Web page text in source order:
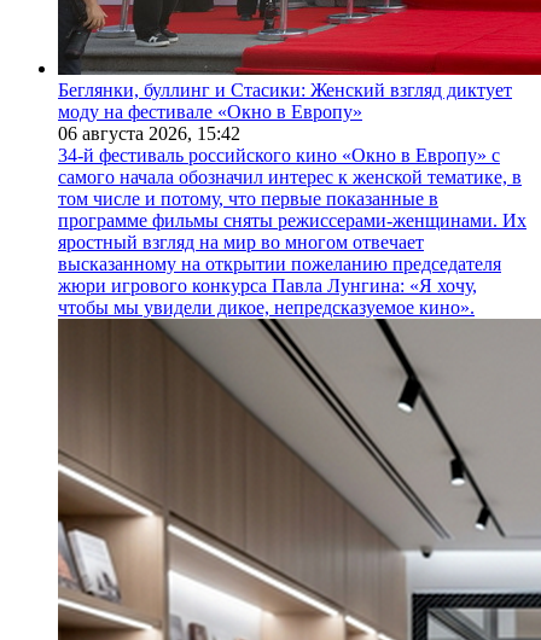
Беглянки, буллинг и Стасики: Женский взгляд диктует
моду на фестивале «Окно в Европу»
06 августа 2026, 15:42
34-й фестиваль российского кино «Окно в Европу» с
самого начала обозначил интерес к женской тематике, в
том числе и потому, что первые показанные в
программе фильмы сняты режиссерами-женщинами. Их
яростный взгляд на мир во многом отвечает
высказанному на открытии пожеланию председателя
жюри игрового конкурса Павла Лунгина: «Я хочу,
чтобы мы увидели дикое, непредсказуемое кино».